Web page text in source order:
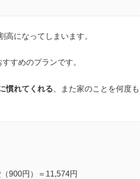
になってしまいます。
すすめのプランです。
慣れてくれる 、また家のことを何度も
900円）＝11,574円